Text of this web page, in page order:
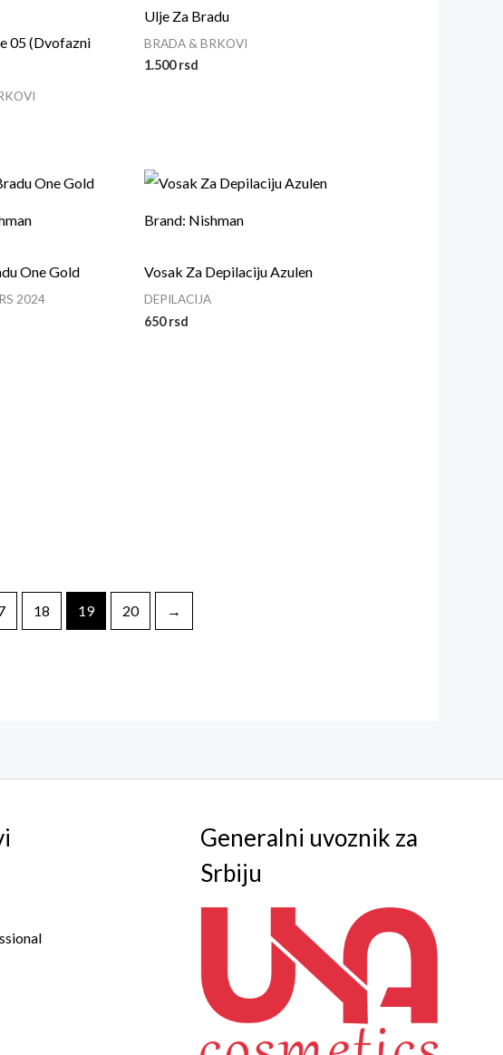
05 (Dvofazni
Ulje Za Bradu
BRADA & BRKOVI
1.500rsd
One Gold
2024
Brand: Nishman
Vosak Za Depilaciju Azulen
DEPILACIJA
650rsd
18 19 20 →
Generalni uvoznik za
Srbiju